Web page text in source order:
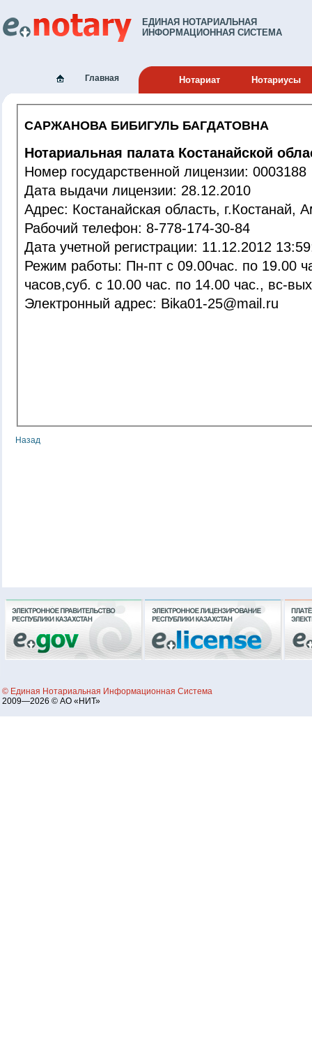
ЕДИНАЯ НОТАРИАЛЬНАЯ
ИНФОРМАЦИОННАЯ СИСТЕМА
Главная Нотариат Нотариусы
САРЖАНОВА БИБИГУЛЬ БАГДАТОВНА
Нотариальная палата Костанайской
Номер государственной лицензии: 0003188
Дата выдачи лицензии: 28.12.2010
Адрес: Костанайская область,
Рабочий телефон: 8-778-174-30-84
Дата учетной регистрации: 11.12.2012
Режим работы: Пн-пт с 09.00час. по 19.00 час. Перерыв с 13.00-14.00
часов,суб. с 10.00 час. по 14.00 час., вс-
Электронный адрес: Bika01-25@mail.ru
Назад
© Единая Нотариальная Информационная Система
2009—2026 © АО «НИТ»